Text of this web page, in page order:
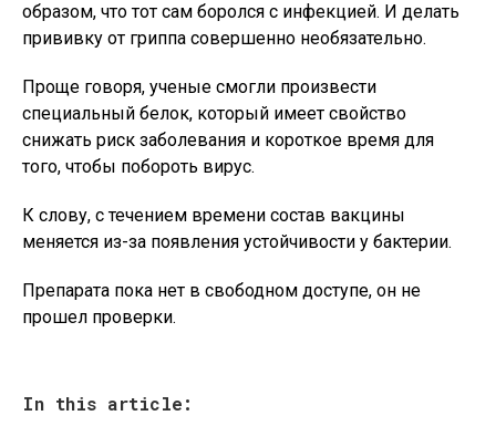
образом, что тот сам боролся с инфекцией. И делать
прививку от гриппа совершенно необязательно.
Проще говоря, ученые смогли произвести
специальный белок, который имеет свойство
снижать риск заболевания и короткое время для
того, чтобы побороть вирус.
К слову, с течением времени состав вакцины
меняется из-за появления устойчивости у бактерии.
Препарата пока нет в свободном доступе, он не
прошел проверки.
In this article: